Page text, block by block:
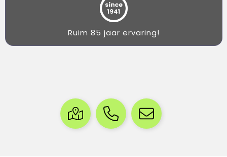
Ruim 85 jaar ervaring!